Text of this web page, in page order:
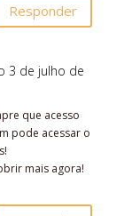
Responder
3 de julho de
que acesso
pode acessar o
mais agora!